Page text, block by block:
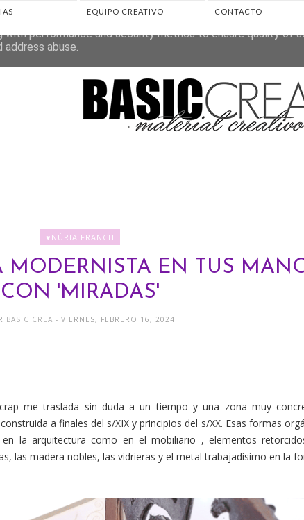
EQUIPO CREATIVO CONTACTO
♥NÚRIA FRANCH
MODERNISTA EN TUS
CON 'MIRADAS'
BASIC CREA - VIERNES, FEBRERO 16, 2024
me traslada sin duda a un tiempo y una zona muy
a finales del s/XIX y principios del s/XX. Esas formas
la arquitectura como en el mobiliario , elementos
las madera nobles, las vidrieras y el metal trabajadísimo en la
to deliver its services and to analyze traffic. Your IP
with performance and security metrics to ensure quality of
abuse.